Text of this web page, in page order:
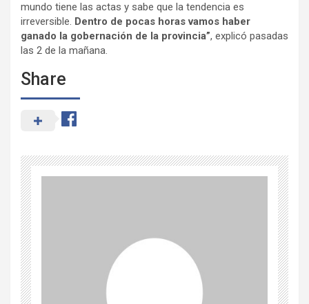
mundo tiene las actas y sabe que la tendencia es
irreversible. Dentro de pocas horas vamos haber
ganado la gobernación de la provincia”, explicó pasadas
las 2 de la mañana.
Share